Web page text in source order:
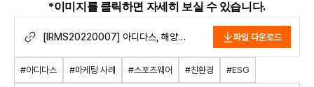
*이미지를 클릭하면 자세히 보실 수 있습니다.
[IRMS20220007] 아디다스, 해양
제작… 환경 문제 해결에 앞장서는 기업
이미지 강화.pdf
파일 다운로드
#아디다스 #마케팅 사례 #스포츠웨어 #친환경 #ESG